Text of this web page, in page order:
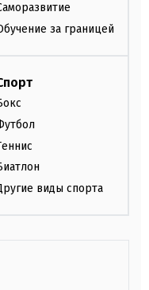
за границей
виды спорта